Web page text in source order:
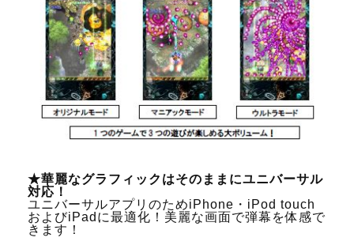
★華麗なグラフィックはそのままにユニバーサル
対応！
ユニバーサルアプリのためiPhone・iPod touch
およびiPadに最適化！美麗な画面で弾幕を体感で
きます！